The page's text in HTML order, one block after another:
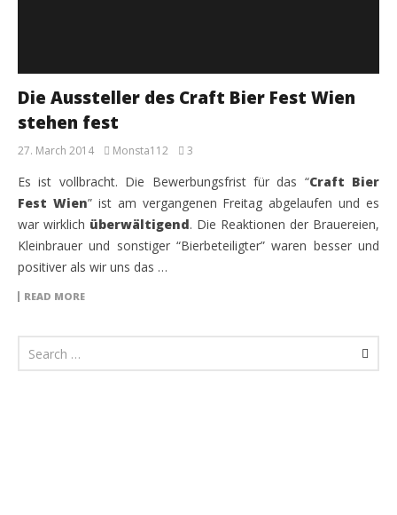
Die Aussteller des Craft Bier Fest Wien
stehen fest
27. March 2014 Monsta112 3
Es ist vollbracht. Die Bewerbungsfrist für das “Craft Bier
Fest Wien” ist am vergangenen Freitag abgelaufen und es
war wirklich überwältigend. Die Reaktionen der Brauereien,
Kleinbrauer und sonstiger “Bierbeteiligter” waren besser und
positiver als wir uns das …
READ MORE